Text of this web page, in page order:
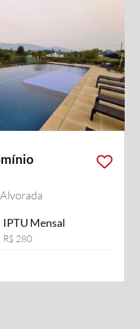
IPTU Mensal
R$ 280